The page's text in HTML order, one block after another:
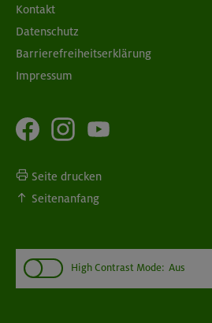
Kontakt
Datenschutz
Barrierefreiheitserklärung
Impressum
Seite drucken
Seitenanfang
High Contrast Mode: Aus